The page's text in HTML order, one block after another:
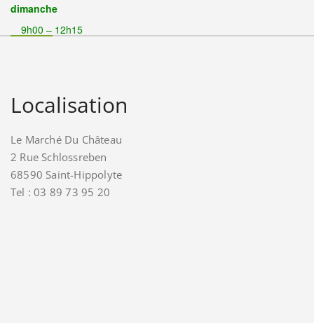
dimanche
9h00 – 12h15
Localisation
Le Marché Du Château
2 Rue Schlossreben
68590 Saint-Hippolyte
Tel : 03 89 73 95 20